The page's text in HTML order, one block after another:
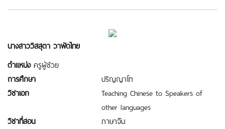
นางสาววิสสุตา วาพัดไทย
ตำแหน่งครูผู้ช่วย
การศึกษา
ปริญญาโท
วิชาเอก
Teaching Chinese to Speakers of
other languages
วิชาที่สอน
ภาษาจีัน